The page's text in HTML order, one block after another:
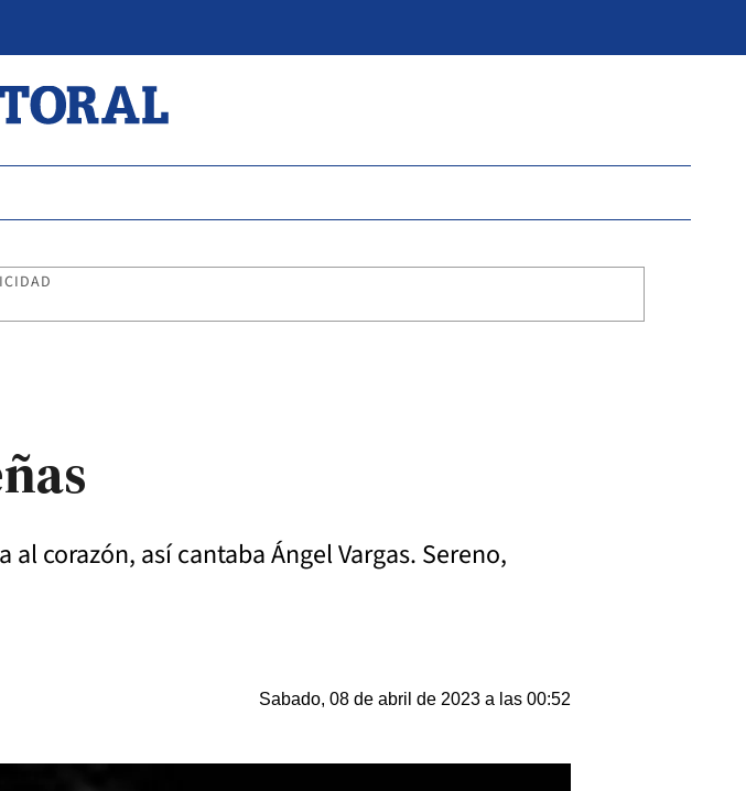
corazón, así cantaba Ángel Vargas. Sereno,
Sabado, 08 de abril de 2023 a las 00:52